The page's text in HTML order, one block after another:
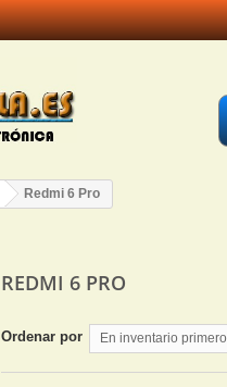
Redmi 6 Pro
REDMI 6 PRO
Ordenar por En inventario primero